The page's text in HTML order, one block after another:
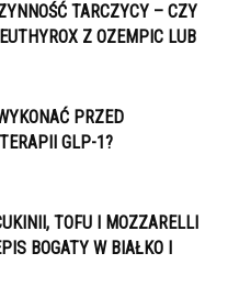
TARCZYCY – CZY
Z OZEMPIC LUB
PRZED
GLP-1?
TOFU I MOZZARELLI
BOGATY W BIAŁKO I